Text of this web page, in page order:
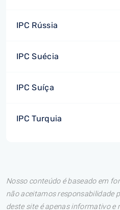
IPC Rússia
IPC Suécia
IPC Suíça
IPC Turquia
Nosso conteúdo é baseado em
não aceitamos responsabilidade
deste site é apenas informativo e